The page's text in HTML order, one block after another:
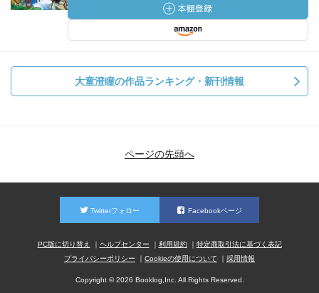
大童澄瞳の作品ランキング・新刊情報
ページの先頭へ
Twitterフォロー Facebookページ
PC版に切り替え ヘルプセンター 利用規約
特定商取引法に基づく表記
プライバシーポリシー
Cookieの使用について 採用情報
Copyright © 2026 Booklog,Inc. All Rights Reserved.